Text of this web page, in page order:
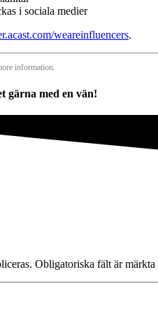
i sociala medier
weareinfluencers.
information.
gärna med en vän!
Obligatoriska fält är märkta